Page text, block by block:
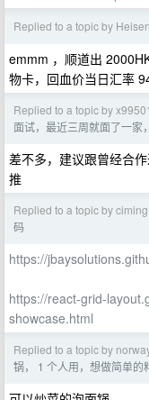
Replied to a topic by
emmm ，顺道出
物卡，回血价当日汇率
Replied to a topic by x99501
面试，最近三周就面了一家
差不多，建议跟曾经合
推
Replied to a topic by ciming
码
https://
https://react-grid-
showcase.html
Replied to a topic by
锅， 1 个人用，想做简单的